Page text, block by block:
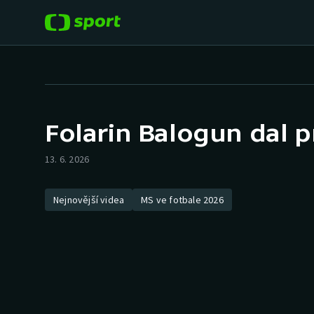
Hokej
Atletika
Baseball a softbal
Folarin Balogun dal
13. 6. 2026
Nejnovější videa MS ve fotbale 2026